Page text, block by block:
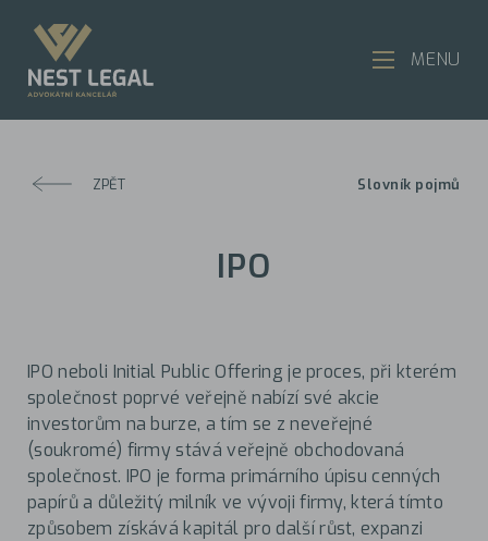
ZPĚT Slovník pojmů
IPO
IPO neboli Initial Public Offering je proces, při kterém
společnost poprvé veřejně nabízí své akcie
investorům na burze, a tím se z neveřejné
(soukromé) firmy stává veřejně obchodovaná
společnost. IPO je forma primárního úpisu cenných
papírů a důležitý milník ve vývoji firmy, která tímto
způsobem získává kapitál pro další růst, expanzi
MENU